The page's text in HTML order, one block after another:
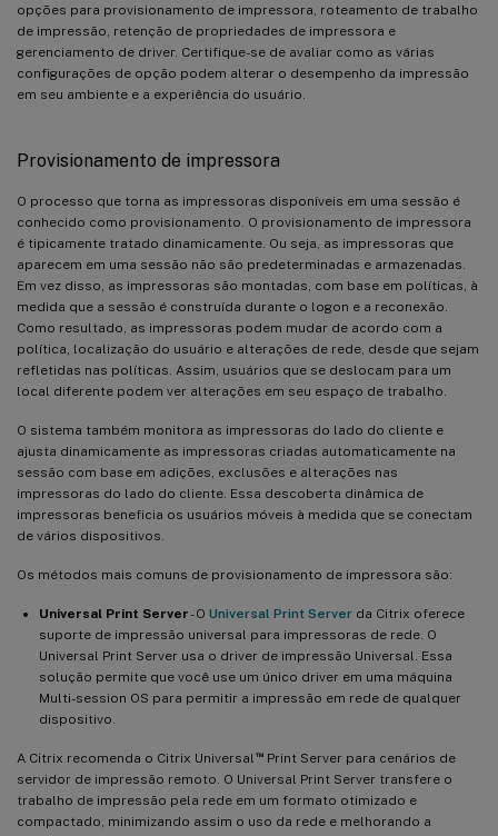
opções para provisionamento de impressora, roteamento de trabalho
de impressão, retenção de propriedades de impressora e
gerenciamento de driver. Certifique-se de avaliar como as várias
configurações de opção podem alterar o desempenho da impressão
em seu ambiente e a experiência do usuário.
Provisionamento de impressora
O processo que torna as impressoras disponíveis em uma sessão é
conhecido como provisionamento. O provisionamento de impressora
é tipicamente tratado dinamicamente. Ou seja, as impressoras que
aparecem em uma sessão não são predeterminadas e armazenadas.
Em vez disso, as impressoras são montadas, com base em políticas, à
medida que a sessão é construída durante o logon e a reconexão.
Como resultado, as impressoras podem mudar de acordo com a
política, localização do usuário e alterações de rede, desde que sejam
refletidas nas políticas. Assim, usuários que se deslocam para um
local diferente podem ver alterações em seu espaço de trabalho.
O sistema também monitora as impressoras do lado do cliente e
ajusta dinamicamente as impressoras criadas automaticamente na
sessão com base em adições, exclusões e alterações nas
impressoras do lado do cliente. Essa descoberta dinâmica de
impressoras beneficia os usuários móveis à medida que se conectam
de vários dispositivos.
Os métodos mais comuns de provisionamento de impressora são:
Universal Print Server- O Universal Print Server da Citrix oferece
suporte de impressão universal para impressoras de rede. O
Universal Print Server usa o driver de impressão Universal. Essa
solução permite que você use um único driver em uma máquina
Multi-session OS para permitir a impressão em rede de qualquer
dispositivo.
A Citrix recomenda o Citrix Universal ™Print Server para cenários de
servidor de impressão remoto. O Universal Print Server transfere o
trabalho de impressão pela rede em um formato otimizado e
compactado, minimizando assim o uso da rede e melhorando a